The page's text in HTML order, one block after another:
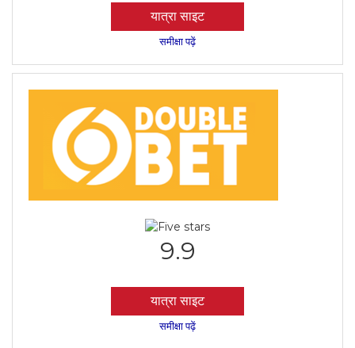
यात्रा साइट
समीक्षा पढ़ें
9.9
यात्रा साइट
समीक्षा पढ़ें